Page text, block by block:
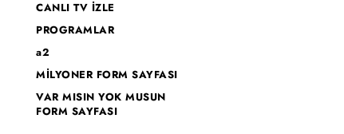
CANLI TV İZLE
PROGRAMLAR
a2
MİLYONER FORM SAYFASI
VAR MISIN YOK MUSUN
FORM SAYFASI